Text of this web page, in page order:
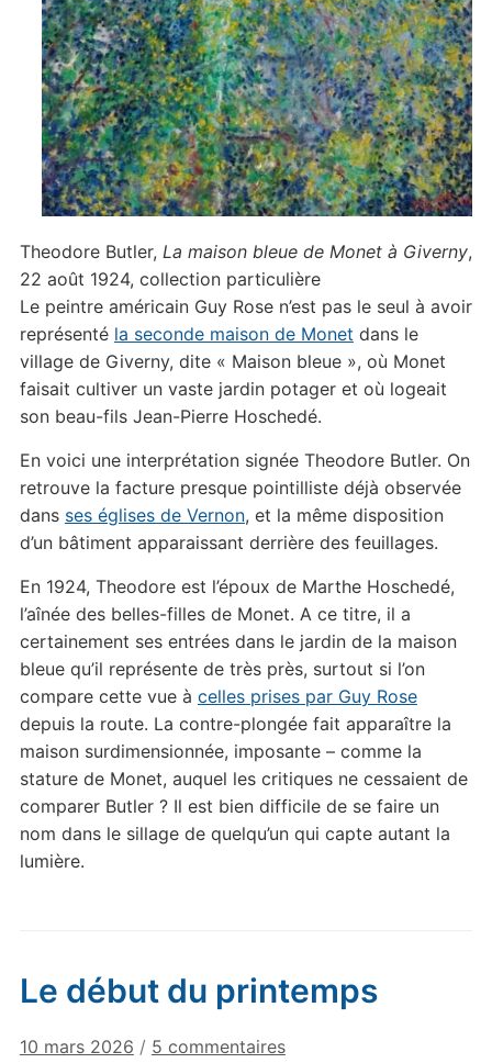
Theodore Butler, La maison bleue de Monet à Giverny,
22 août 1924, collection particulière
Le peintre américain Guy Rose n’est pas le seul à avoir
représenté la seconde maison de Monet dans le
village de Giverny, dite « Maison bleue », où Monet
faisait cultiver un vaste jardin potager et où logeait
son beau-fils Jean-Pierre Hoschedé.
En voici une interprétation signée Theodore Butler. On
retrouve la facture presque pointilliste déjà observée
dans ses églises de Vernon, et la même disposition
d’un bâtiment apparaissant derrière des feuillages.
En 1924, Theodore est l’époux de Marthe Hoschedé,
l’aînée des belles-filles de Monet. A ce titre, il a
certainement ses entrées dans le jardin de la maison
bleue qu’il représente de très près, surtout si l’on
compare cette vue à celles prises par Guy Rose
depuis la route. La contre-plongée fait apparaître la
maison surdimensionnée, imposante – comme la
stature de Monet, auquel les critiques ne cessaient de
comparer Butler ? Il est bien difficile de se faire un
nom dans le sillage de quelqu’un qui capte autant la
lumière.
Le début du printemps
10 mars 2026 / 5 commentairessur